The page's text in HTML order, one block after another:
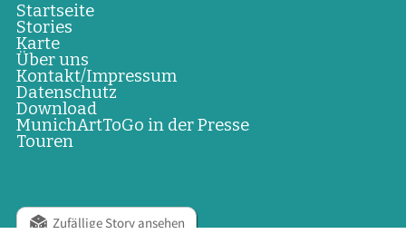
Startseite
Stories
Karte
Über uns
Kontakt/Impressum
Datenschutz
Download
MunichArtToGo in der Presse
Touren
Zufällige Story ansehen